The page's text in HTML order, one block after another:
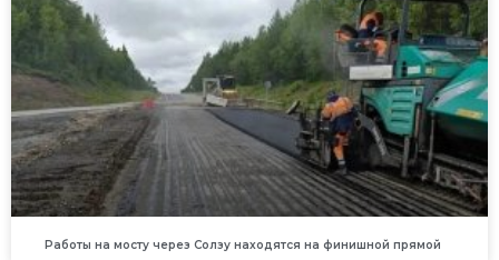
Работы на мосту через Солзу находятся на финишной прямой